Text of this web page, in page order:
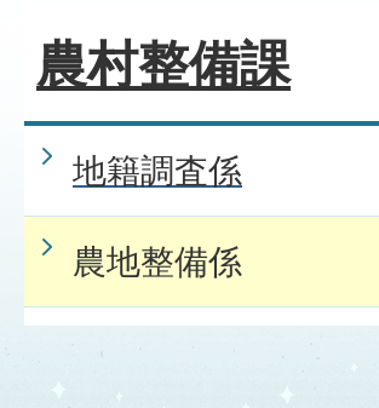
農村整備課
地籍調査係
農地整備係